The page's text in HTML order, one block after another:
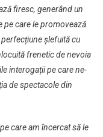
firesc, generând un
pe care le promovează
șlefuită cu
frenetic de nevoia
interogații pe care ne-
de spectacole din
care am încercat să le